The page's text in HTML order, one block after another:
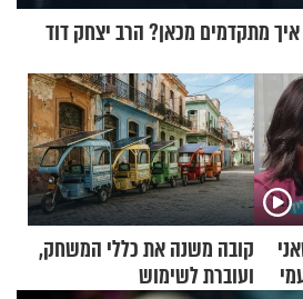
מתקדמים מכאן? הרב יצחק דוד
קובה משנה את כללי המשחק,
ועוברת לשימוש